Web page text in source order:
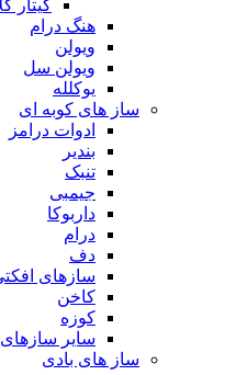
گیتار
هنگ درام
ویولن
ویولن سل
یوکلله
ساز های کوبه ای
ادوات درامز
بندیر
تنبک
جیمبی
داربوکا
درام
دف
سازهای
کاخن
کوزه
سایر
ساز های بادی